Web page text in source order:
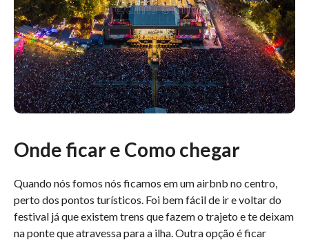
Onde ficar e Como chegar
Quando nós fomos nós ficamos em um airbnb no centro,
perto dos pontos turísticos. Foi bem fácil de ir e voltar do
festival já que existem trens que fazem o trajeto e te deixam
na ponte que atravessa para a ilha. Outra opção é ficar